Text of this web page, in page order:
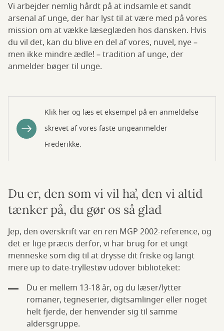
Vi arbejder nemlig hårdt på at indsamle et sandt
arsenal af unge, der har lyst til at være med på vores
mission om at vække læseglæden hos dansken. Hvis
du vil det, kan du blive en del af vores, nuvel, nye –
men ikke mindre ædle! – tradition af unge, der
anmelder bøger til unge.
Klik her og læs et eksempel på en anmeldelse
skrevet af vores faste ungeanmelder
Frederikke.
Du er, den som vi vil ha’, den vi altid
tænker på, du gør os så glad
Jep, den overskrift var en ren MGP 2002-reference, og
det er lige præcis derfor, vi har brug for et ungt
menneske som dig til at drysse dit friske og langt
mere up to date-tryllestøv udover biblioteket:
Du er mellem 13-18 år, og du læser/lytter
romaner, tegneserier, digtsamlinger eller noget
helt fjerde, der henvender sig til samme
aldersgruppe.